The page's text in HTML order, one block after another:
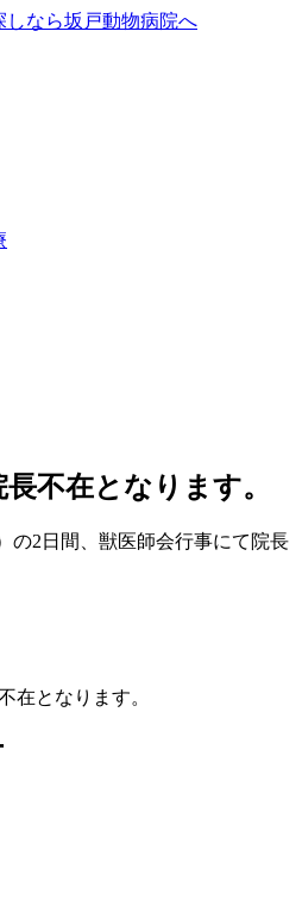
不在となります。
の2日間、獣医師会行事にて院長
在となります。